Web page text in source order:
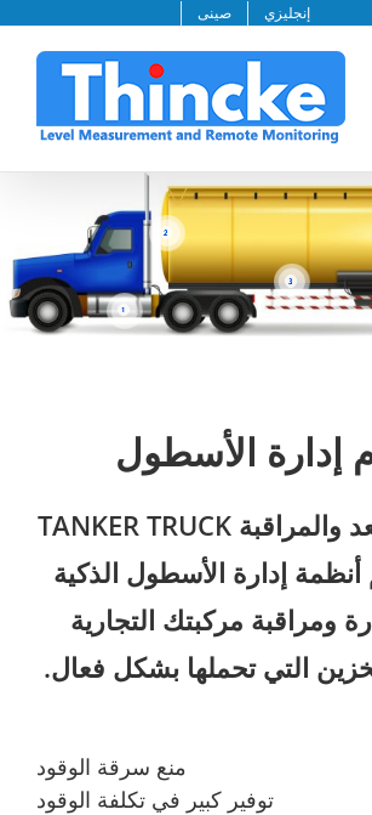
إنجليزي صينى
إدارة الأسطول
الإدارة عن بعد والمراقبة TANKER TRUCK
إدارة الأسطول الذكية
ومراقبة مركبتك التجارية
التي تحملها بشكل فعال.
منع سرقة الوقود
توفير كبير في تكلفة الوقود